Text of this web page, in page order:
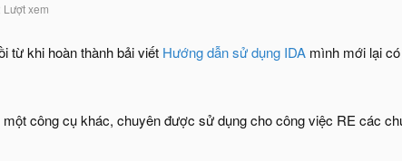
xem
từ khi hoàn thành bải viết Hướng dẫn sử dụng IDA mình mới lại
công cụ khác, chuyên được sử dụng cho công việc RE các